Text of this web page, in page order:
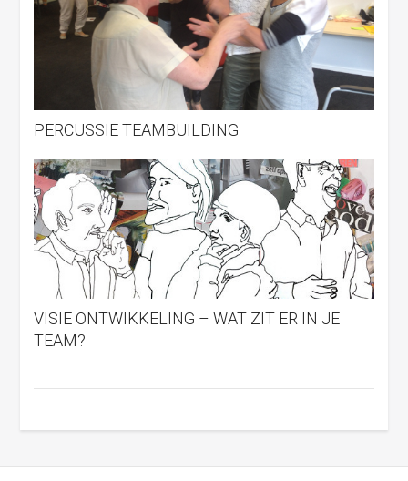
PERCUSSIE TEAMBUILDING
VISIE ONTWIKKELING – WAT ZIT ER IN JE
TEAM?